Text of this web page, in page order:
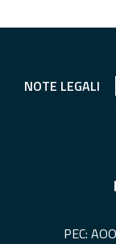
NOTE LEGALI
PEC: